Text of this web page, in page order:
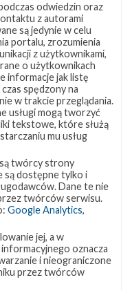
Śledź nas na Twitterze
SLC-40 521
4E 284
JRTI 214
ładunku
odwiedzin oraz
z autorami
są jedynie w celu
portalu, zrozumienia
z użytkownikami,
o użytkownikach
informacje jak listę
spędzony na
w trakcie przeglądania.
usługi mogą tworzyć
tekstowe, które służą
mu usług
twórcy strony
są dostępne tylko i
Dane te nie
twórców serwisu.
Google Analytics,
jej, a w
oznacza
i nieograniczone
przez twórców